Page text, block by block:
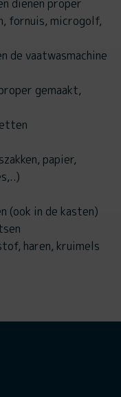
dienen proper
fornuis, microgolf,
de vaatwasmachine
gemaakt,
papier,
(ook in de kasten)
haren, kruimels